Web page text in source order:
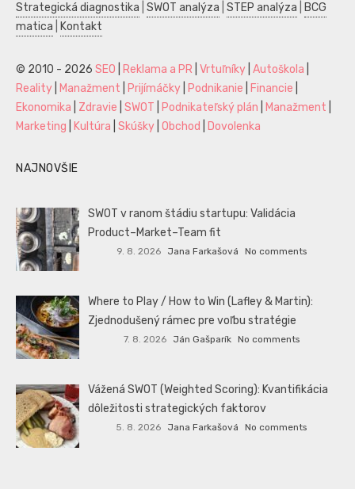
Strategická diagnostika SWOT analýza STEP analýza
BCG
matica
Kontakt
© 2010 - 2026 SEO Reklama a PR Vrtuľníky Autoškola
Reality
Manažment Prijímáčky Podnikanie Financie
Ekonomika
Zdravie SWOT Podnikateľský plán Manažment
Marketing
Kultúra Skúšky Obchod Dovolenka
NAJNOVŠIE
SWOT v ranom štádiu startupu: Validácia
Product–Market–Team fit
9. 8. 2026 Jana Farkašová No comments
Where to Play / How to Win (Lafley & Martin):
Zjednodušený rámec pre voľbu stratégie
7. 8. 2026 Ján Gašparík No comments
Vážená SWOT (Weighted Scoring): Kvantifikácia
dôležitosti strategických faktorov
5. 8. 2026 Jana Farkašová No comments